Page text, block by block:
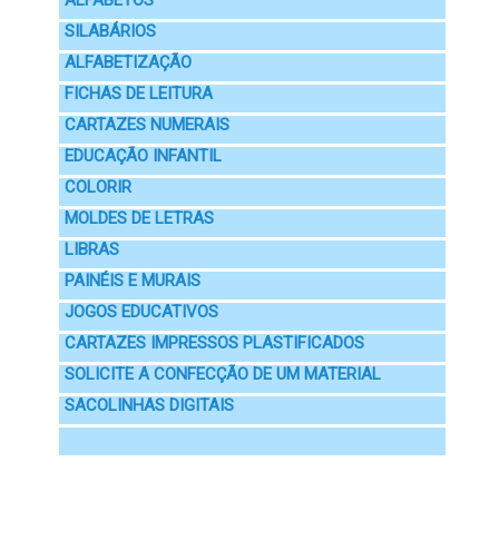
SILABÁRIOS
ALFABETIZAÇÃO
FICHAS DE LEITURA
CARTAZES NUMERAIS
EDUCAÇÃO INFANTIL
COLORIR
MOLDES DE LETRAS
LIBRAS
PAINÉIS E MURAIS
JOGOS EDUCATIVOS
CARTAZES IMPRESSOS PLASTIFICADOS
SOLICITE A CONFECÇÃO DE UM MATERIAL
SACOLINHAS DIGITAIS